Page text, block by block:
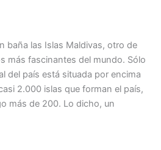
baña las Islas Maldivas, otro de
más fascinantes del mundo. Sólo
del país está situada por encima
2.000 islas que forman el país,
más de 200. Lo dicho, un